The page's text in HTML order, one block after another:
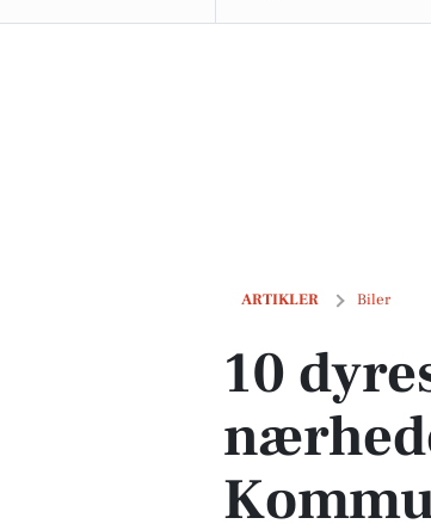
ARTIKLER Biler
10 dyreste biler til salg
10